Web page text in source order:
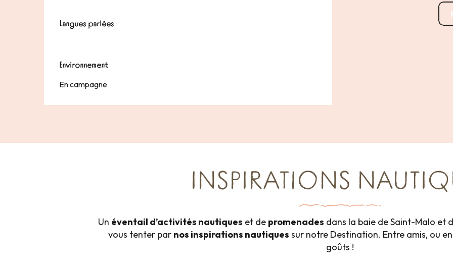
Langues parlées
Langues parlées
Environnement
Environnement
En campagne
INSPIRATIONS
Un éventail d’activités nautiques et de promenades dans la baie de Saint-Malo et
vous tenter par nos inspirations nautiques sur notre Destination. Entre amis, ou
goûts !